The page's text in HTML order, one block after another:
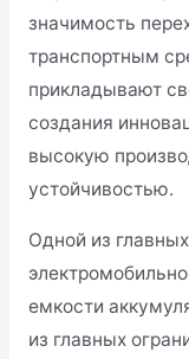
значимость
транспортным
прикладывают
создания
высокую
устойчивостью.
Одной из
емкости
из главных